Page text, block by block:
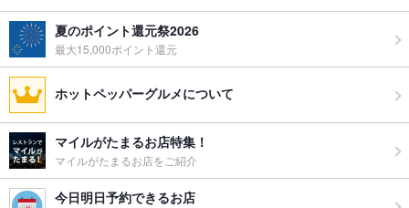
夏のポイント還元祭2026
最大15,000ポイント還元
ホットペッパーグルメについて
マイルがたまるお店特集！
マイルがたまるお店をご紹介
今日明日予約できるお店